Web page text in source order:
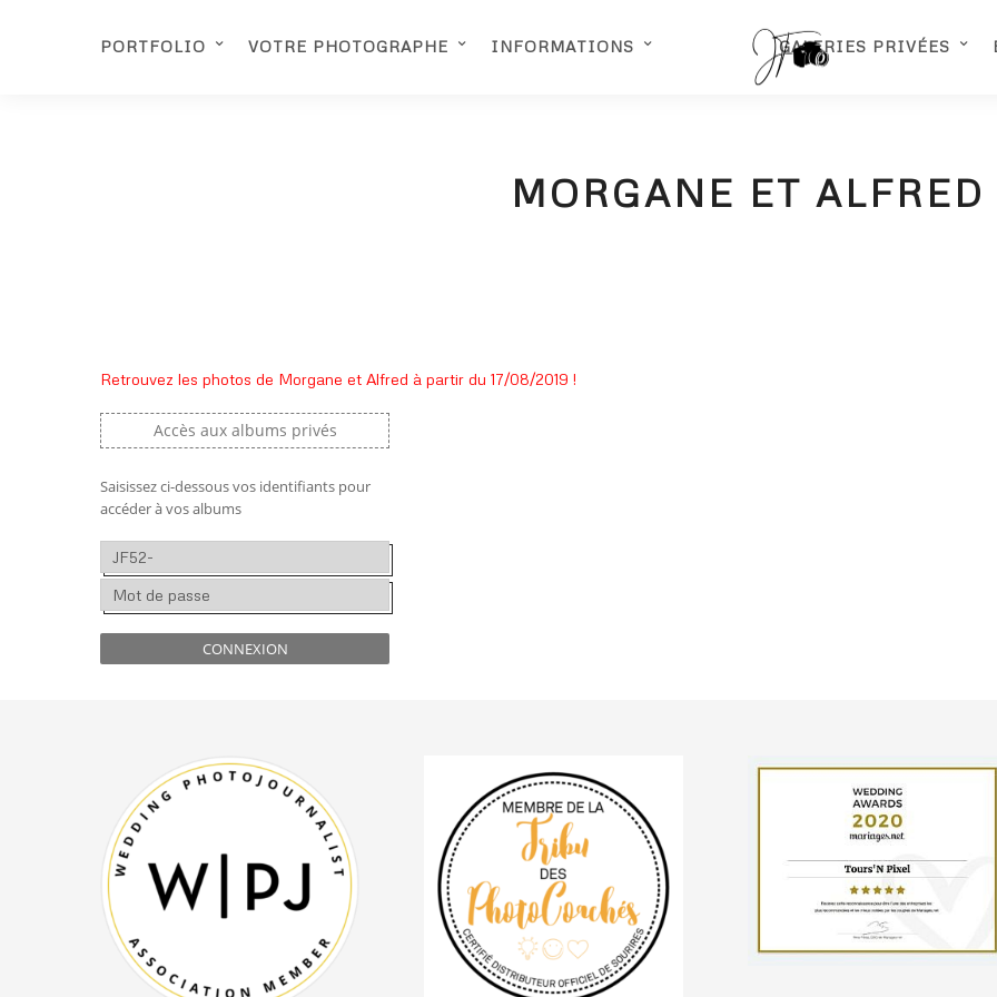
PORTFOLIO VOTRE PHOTOGRAPHE INFORMATIONS GALERIES PRIVÉES
MORGANE ET ALFRED
Retrouvez les photos de Morgane et Alfred à partir du 17/08/2019 !
Accès aux albums privés
Saisissez ci-dessous vos identifiants pour
accéder à vos albums
CONNEXION